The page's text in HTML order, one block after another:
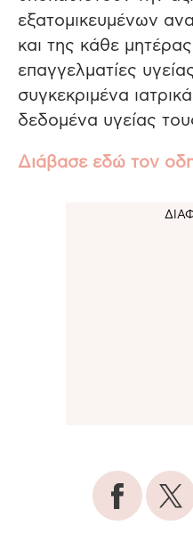
εξατομικευμένων
και της κάθε
επαγγελματίες
συγκεκριμένα
δεδομένα υγείας
Διάβασε εδώ τον